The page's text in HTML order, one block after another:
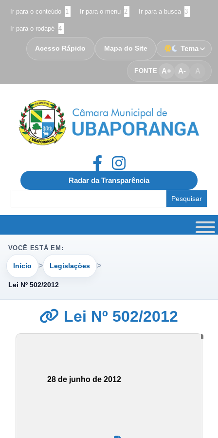
Ir para o conteúdo 1 Ir para o menu 2 Ir para a busca 3
Ir para o rodapé 4
FONTE A+ A- A
Acesso Rápido Mapa do Site Tema
Radar da Transparência
for:
VOCÊ ESTÁ EM:
Início Legislações
Lei Nº 502/2012
Lei Nº 502/2012
28 de junho de 2012